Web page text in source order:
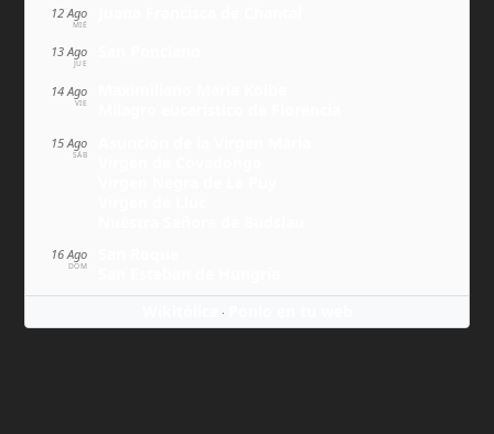
12 Ago
MIÉ
13 Ago
JUE
14 Ago
VIE
15 Ago
SÁB
16 Ago
DOM
·